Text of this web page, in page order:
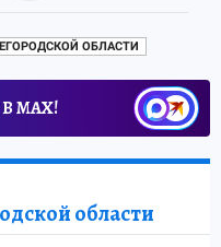
ОБЛАСТИ
МАХ!
области